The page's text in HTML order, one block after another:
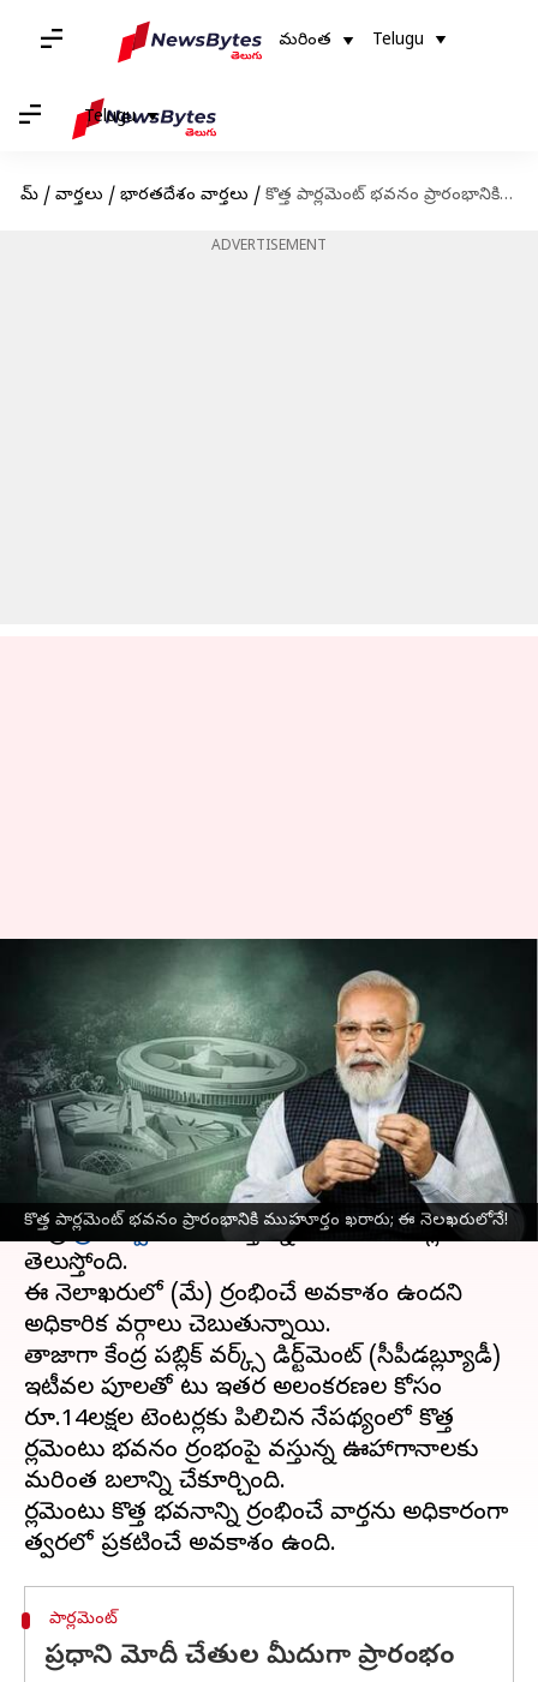
మరింత Telugu
Telugu
హోమ్ / వార్తలు / భారతదేశం వార్తలు / కొత్త పార్లమెంట్ భవనం ప్రారంభానికి ముహూర్తం ఖరారు; ఈ నెలఖరులోనే!
ADVERTISEMENT
కొత్త పార్లమెంట్ భవనం ప్రారంభానికి ముహూర్తం ఖరారు; ఈ నెలఖరులోనే!
కొత్త పార్లమెంట్ భవనం ప్రారంభానికి
ముహూర్తం ఖరారు; ఈ
నెలఖరులోనే!
వ్రాసిన వారు Stalin May 02, 2023 12:07 pm
ఈ వార్తాకథనం ఏంటి
పార్లమెంట్ కొత్త భవనం సెంట్రల్ విస్టాను ప్రారంభించేందుకు
కేంద్రప్రభుత్వంముహూర్తాన్ని ఖరారు చేసినట్లు
తెలుస్తోంది.
ఈ నెలాఖరులో (మే) ప్రారంభించే అవకాశం ఉందని
అధికారిక వర్గాలు చెబుతున్నాయి.
తాజాగా కేంద్ర పబ్లిక్ వర్క్స్ డిపార్ట్‌మెంట్ (సీపీడబ్ల్యూడీ)
ఇటీవల పూలతో పాటు ఇతర అలంకరణల కోసం
రూ.14లక్షల టెంటర్లకు పిలిచిన నేపథ్యంలో కొత్త
పార్లమెంటు భవనం ప్రారంభంపై వస్తున్న ఊహాగానాలకు
మరింత బలాన్ని చేకూర్చింది.
పార్లమెంటు కొత్త భవనాన్ని ప్రారంభించే వార్తను అధికారంగా
పార్లమెంట్
ప్రధాని మోదీ చేతుల మీదుగా ప్రారంభం